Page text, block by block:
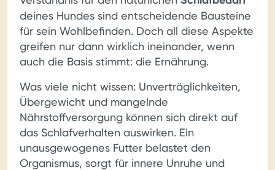
deines Hundes sind entscheidende Bausteine
für sein Wohlbefinden. Doch all diese Aspekte
greifen nur dann wirklich ineinander, wenn
auch die Basis stimmt: die Ernährung.
Was viele nicht wissen: Unverträglichkeiten,
Übergewicht und mangelnde
Nährstoffversorgung können sich direkt auf
das Schlafverhalten auswirken. Ein
unausgewogenes Futter belastet den
Organismus, sorgt für innere Unruhe und